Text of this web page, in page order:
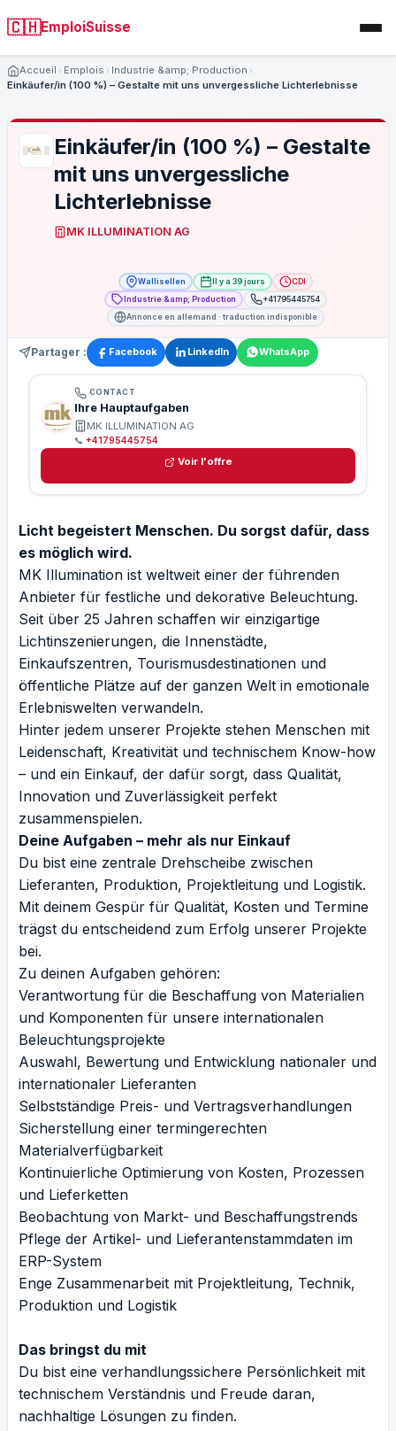
🇨🇭EmploiSuisse
Accueil Emplois
Industrie &amp; Production
Einkäufer/in (100 %) – Gestalte mit uns unvergessliche Lichterlebnisse
Einkäufer/in (100 %) – Gestalte
mit uns unvergessliche
Lichterlebnisse
MK ILLUMINATION AG
Wallisellen Il y a 39 jours
CDI
Industrie &amp; Production
+41795445754
Annonce en allemand · traduction indisponible
Partager : Facebook LinkedIn WhatsApp
CONTACT
Ihre Hauptaufgaben
MK ILLUMINATION AG
📞 +41795445754
Voir l'offre
Licht begeistert Menschen. Du sorgst dafür, dass
es möglich wird.
MK Illumination ist weltweit einer der führenden
Anbieter für festliche und dekorative Beleuchtung.
Seit über 25 Jahren schaffen wir einzigartige
Lichtinszenierungen, die Innenstädte,
Einkaufszentren, Tourismusdestinationen und
öffentliche Plätze auf der ganzen Welt in emotionale
Erlebniswelten verwandeln.
Hinter jedem unserer Projekte stehen Menschen mit
Leidenschaft, Kreativität und technischem Know-how
– und ein Einkauf, der dafür sorgt, dass Qualität,
Innovation und Zuverlässigkeit perfekt
zusammenspielen.
Deine Aufgaben – mehr als nur Einkauf
Du bist eine zentrale Drehscheibe zwischen
Lieferanten, Produktion, Projektleitung und Logistik.
Mit deinem Gespür für Qualität, Kosten und Termine
trägst du entscheidend zum Erfolg unserer Projekte
bei.
Zu deinen Aufgaben gehören:
Verantwortung für die Beschaffung von Materialien
und Komponenten für unsere internationalen
Beleuchtungsprojekte
Auswahl, Bewertung und Entwicklung nationaler und
internationaler Lieferanten
Selbstständige Preis- und Vertragsverhandlungen
Sicherstellung einer termingerechten
Materialverfügbarkeit
Kontinuierliche Optimierung von Kosten, Prozessen
und Lieferketten
Beobachtung von Markt- und Beschaffungstrends
Pflege der Artikel- und Lieferantenstammdaten im
ERP-System
Enge Zusammenarbeit mit Projektleitung, Technik,
Produktion und Logistik
Das bringst du mit
Du bist eine verhandlungssichere Persönlichkeit mit
technischem Verständnis und Freude daran,
nachhaltige Lösungen zu finden.